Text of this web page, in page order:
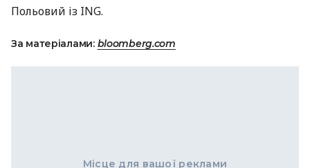
Польовий із ING.
За матеріалами: bloomberg.com
Місце для вашої реклами